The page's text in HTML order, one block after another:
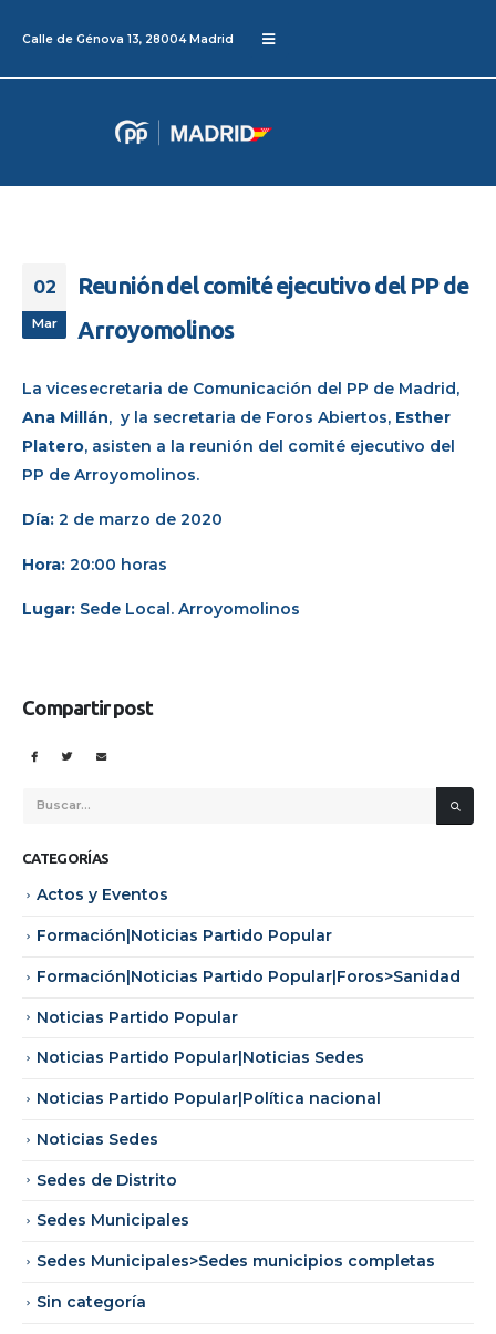
Calle de Génova 13, 28004 Madrid
02
Mar
Reunión del comité ejecutivo del PP de
Arroyomolinos
La vicesecretaria de Comunicación del PP de Madrid,
Ana Millán, y la secretaria de Foros Abiertos, Esther
Platero, asisten a la reunión del comité ejecutivo del
PP de Arroyomolinos.
Día: 2 de marzo de 2020
Hora: 20:00 horas
Lugar: Sede Local. Arroyomolinos
Compartir post
CATEGORÍAS
Actos y Eventos
Formación|Noticias Partido Popular
Formación|Noticias Partido Popular|Foros>Sanidad
Noticias Partido Popular
Noticias Partido Popular|Noticias Sedes
Noticias Partido Popular|Política nacional
Noticias Sedes
Sedes de Distrito
Sedes Municipales
Sedes Municipales>Sedes municipios completas
Sin categoría